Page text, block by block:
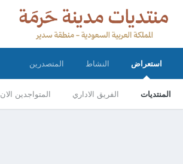
استعراض
المنتديات الفريق الاداري المتواجدين الان
النشاط المتصدرين